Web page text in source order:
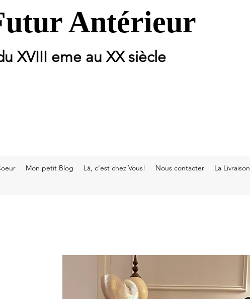
Antérieur
XVIII eme au XX siècle
Mon petit Blog Là, c'est chez Vous! Nous contacter La Livraison